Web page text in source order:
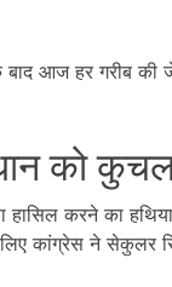
आज हर गरीब
को
हासिल करने का
कांग्रेस ने सेकुलर